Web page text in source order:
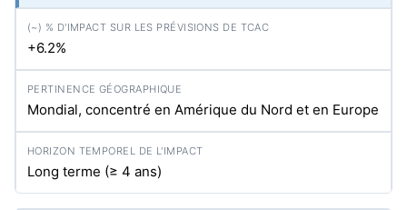
+6.2%
Mondial, concentré en Amérique du Nord et en Europe
Long terme (≥ 4 ans)